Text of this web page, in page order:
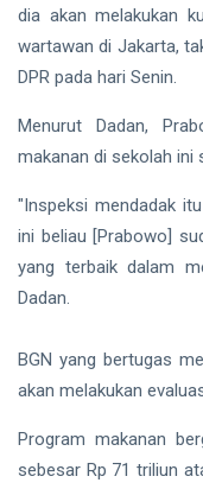
Donald Trump
Politik
PSSI
dia akan melakukan
wartawan di Jakarta,
DPR pada hari Senin.
Menurut Dadan,
makanan di sekolah ini
"Inspeksi mendadak
ini beliau [Prabowo]
yang terbaik dalam
Dadan.
BGN yang bertugas
akan melakukan
Program makanan
sebesar Rp 71 triliun